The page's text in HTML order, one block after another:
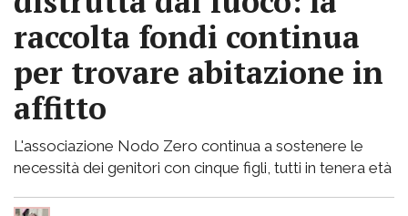
raccolta fondi continua
per trovare abitazione in
affitto
L'associazione Nodo Zero continua a sostenere le
necessità dei genitori con cinque figli, tutti in tenera età